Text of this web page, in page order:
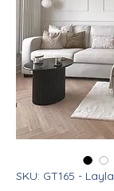
SKU: GT165 - Layla